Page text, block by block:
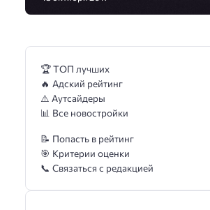
🏆 ТОП лучших
🔥 Адский рейтинг
⚠️ Аутсайдеры
📊 Все новостройки
📝 Попасть в рейтинг
🎯 Критерии оценки
📞 Связаться с редакцией